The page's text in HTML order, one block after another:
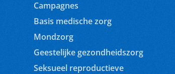
Campagnes
Basis medische zorg
Mondzorg
Geestelijke gezondheidszorg
Seksueel reproductieve